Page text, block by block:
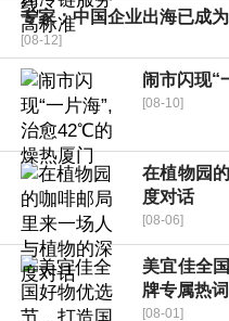
专家：中国企业出海已成
[08-12]
闹市闪现“
[08-10]
在植物园
度对话
[08-06]
美宜佳全
牌专属热词
[08-01]